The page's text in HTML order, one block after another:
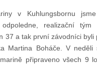
v Kuhlungsbornu
odpoledne, realizační tým
37 a tak první závodníci byli
Martina Boháče. V neděli
připraveno všech 9